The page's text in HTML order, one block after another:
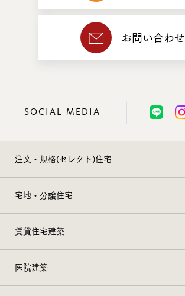
お問い合わせ
SOCIAL MEDIA
注文・規格(セレクト)住宅
宅地・分譲住宅
賃貸住宅建築
医院建築